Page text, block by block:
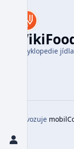
Toggle
Toggle personal
Encyklopedie
Provozuje